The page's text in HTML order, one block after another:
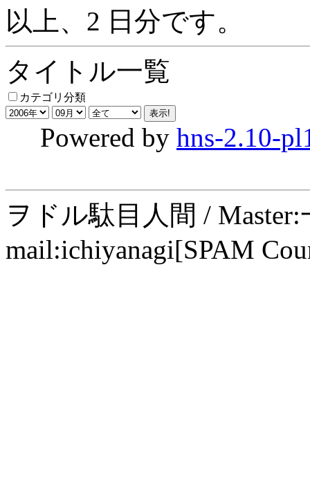
以上、2 日分です。
タイトル一覧
カテゴリ分類
Powered by hns-2.10-
ヲドル駄目人間 /
mail:ichiyanagi[SPAM